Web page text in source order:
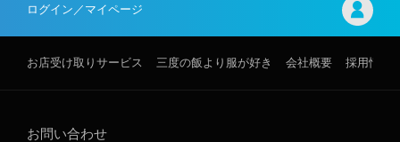
ログイン／マイページ
お店受け取りサービス 三度の飯より服が好き 会社概要 採用情報
お問い合わせ